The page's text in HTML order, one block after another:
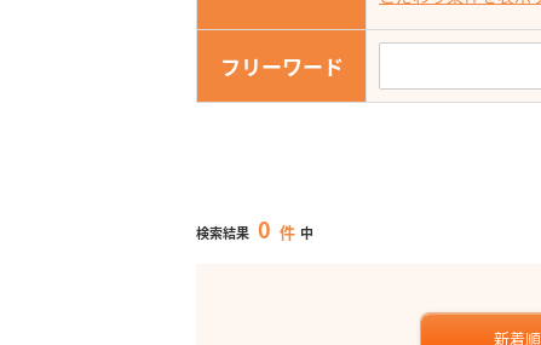
フリーワード
検索結果 0 件 中
新着順